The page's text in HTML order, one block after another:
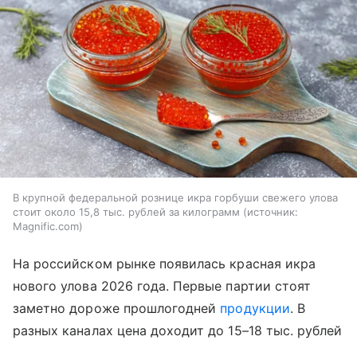
В крупной федеральной рознице икра горбуши свежего улова
стоит около 15,8 тыс. рублей за килограмм
источник:
Magnific.com
На российском рынке появилась красная икра
нового улова 2026 года. Первые партии стоят
заметно дороже прошлогодней продукции. В
разных каналах цена доходит до 15–18 тыс. рублей